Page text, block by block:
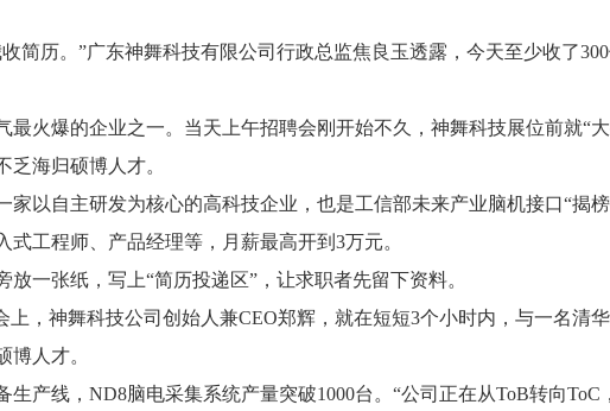
简历。”广东神舞科技有限公司行政总监焦良玉透露，今天至少收了
火爆的企业之一。当天上午招聘会刚开始不久，神舞科技展位前就“
海归硕博人才。
以自主研发为核心的高科技企业，也是工信部未来产业脑机接口“揭榜
工程师、产品经理等，月薪最高开到3万元。
一张纸，写上“简历投递区”，让求职者先留下资料。
，神舞科技公司创始人兼CEO郑辉，就在短短3个小时内，与一名清
人才。
产线，ND8脑电采集系统产量突破1000台。“公司正在从ToB转向